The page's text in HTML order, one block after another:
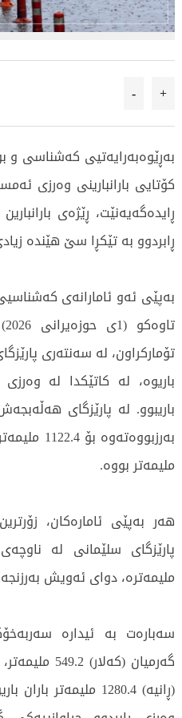
+
-
بەڕێوەبەرایەتیی کەشناسی و
ڕایدەگەیەنێت، ڕێژەی
ڕابردوو بە تێکڕا سێ هێندە
بەپێی ئەو ئامارانەی
باریبوو. لە پارێزگای
ملیمەتر بووە.
هەر بەپێی ئامارەکان،
ملیمەترە، دوای ئەویش بەرزنجە بە 1839.5
سەبارەت بە ئیدارە
گەرمیان
(ڕانیە) 1280.4